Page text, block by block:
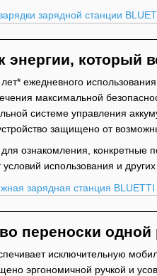
который
ежедневного
максимальной
системе управления
защищено от
ознакомления, конкретные
использования и
переноски одной
исключительную
эргономичной ручкой и